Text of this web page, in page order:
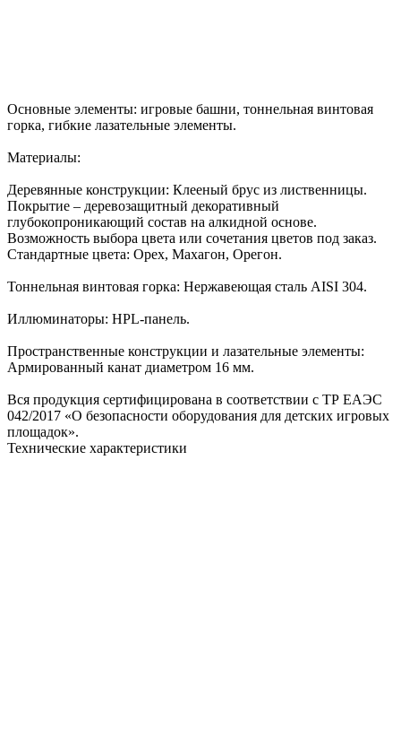
Основные элементы: игровые башни, тоннельная винтовая
горка, гибкие лазательные элементы.
Материалы:
Деревянные конструкции: Клееный брус из лиственницы.
Покрытие – деревозащитный декоративный
глубокопроникающий состав на алкидной основе.
Возможность выбора цвета или сочетания цветов под заказ.
Стандартные цвета: Орех, Махагон, Орегон.
Тоннельная винтовая горка: Нержавеющая сталь AISI 304.
Иллюминаторы: HPL-панель.
Пространственные конструкции и лазательные элементы:
Армированный канат диаметром 16 мм.
Вся продукция сертифицирована в соответствии с ТР ЕАЭС
042/2017 «О безопасности оборудования для детских игровых
площадок».
Технические характеристики